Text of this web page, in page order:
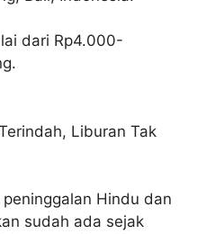
dari Rp4.000-
Hindu dan
sudah ada sejak